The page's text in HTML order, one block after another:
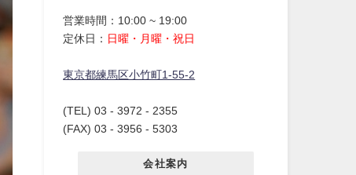
営業時間：10:00 ~ 19:00
定休日： 日曜・月曜・祝日
東京都練馬区小竹町1-55-2
(TEL) 03 - 3972 - 2355
(FAX) 03 - 3956 - 5303
会社案内